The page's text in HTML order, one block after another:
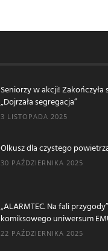
Seniorzy w akcji! Zakończyła
„Dojrzała segregacja”
3 LISTOPADA 2025
Olkusz dla czystego
30 PAŹDZIERNIKA 2025
„ALARMTEC. Na fali
komiksowego uniwersum
22 PAŹDZIERNIKA 2025